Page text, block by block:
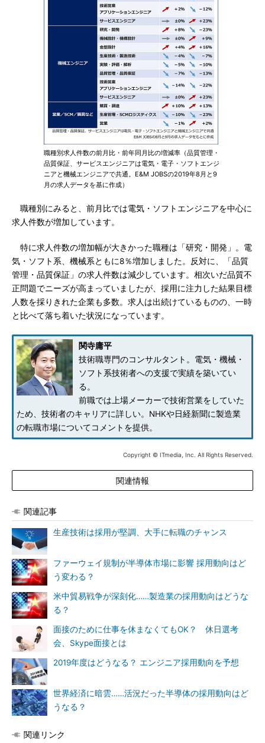
職種別求人件数の前月比・前年同月比の増減率（品質管理・
品質保証、サービスエンジニアは電気・電子・ソフトエンジ
ニアと機械エンジニアで共通。E&M JOBSの2019年8月と9
月の求人データを基に作成）
職種別にみると、前月比では電気・ソフトエンジニアを中心に
求人件数が増加しています。
特に求人件数の増加幅が大きかった職種は「研究・開発」。電
気・ソフト系、機械系ともに8％増加しました。反対に、「品質
管理・品質保証」の求人件数は減少しています。相次いだ品質不
正問題でニーズが高まっていましたが、採用に注力した結果目標
人数を採りきれた企業も多数。求人は出続けているものの、一時
と比べて落ち着いた状況になっています。
関寺庸平
技術職専門のコンサルタント。電気・機械・
ソフト系技術者への支援で実績を築いてい
る。
前職では上場メーカーで技術営業をしていた
ため、技術者のキャリアに詳しい。NHKや日経新聞に製造業
の転職市場についてコメントを提供。
Copyright © ITmedia, Inc. All Rights Reserved.
関連情報
関連記事
生産技術は採用が堅調、大手に転職のチャンス
ファーウェイ規制が半導体市場に影響 採用動向はど
う変わる？
米中貿易戦争が深刻化……製造業の採用動向はどうな
る？
面接のために仕事を休まなくてもOK？ 休日選考
会、Skype面接とは
2019年度はどうなる？ エンジニア採用動向を予想
世界経済に暗雲……活況だった半導体の採用動向はど
うなる？
関連リンク